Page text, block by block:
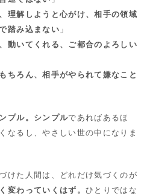
理解しようと心がけ、相手の領域
踏み込まない 」
動いてくれる、ご都合のよろしい
ちろん、相手がやられて嫌なこと
プル。シンプルであればあるほ
なるし、やさしい世の中になりま
けた人間は、どれだけ気づくのが
変わっていくはず。 ひとりではな